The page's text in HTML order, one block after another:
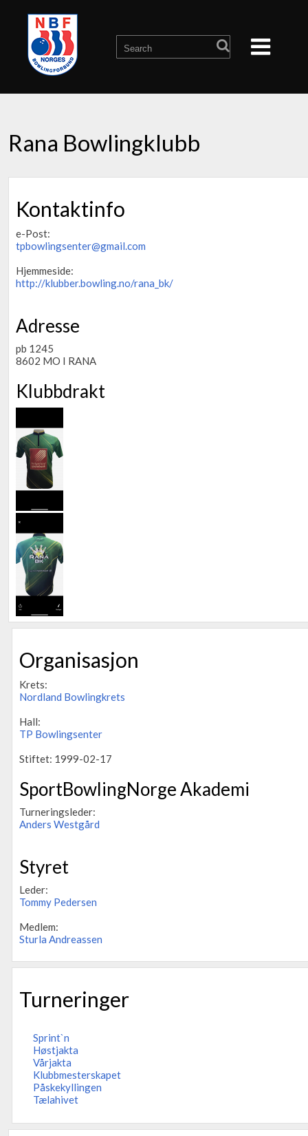
Rana Bowlingklubb
Kontaktinfo
e-Post:
tpbowlingsenter@gmail.com
Hjemmeside:
http://klubber.bowling.no/rana_bk/
Adresse
pb 1245
8602 MO I RANA
Klubbdrakt
Organisasjon
Krets:
Nordland Bowlingkrets
Hall:
TP Bowlingsenter
Stiftet: 1999-02-17
SportBowlingNorge Akademi
Turneringsleder:
Anders Westgård
Styret
Leder:
Tommy Pedersen
Medlem:
Sturla Andreassen
Turneringer
Sprint`n
Høstjakta
Vårjakta
Klubbmesterskapet
Påskekyllingen
Tælahivet